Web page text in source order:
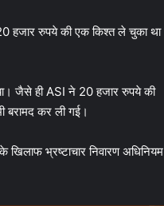
हजार रुपये की एक किश्त ले चुका था
जैसे ही ASI ने 20 हजार रुपये की
बरामद कर ली गई।
खिलाफ भ्रष्टाचार निवारण अधिनियम